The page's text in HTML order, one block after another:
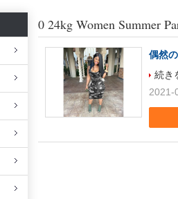
0 24kg Women Summer
偶然
続き
2021-